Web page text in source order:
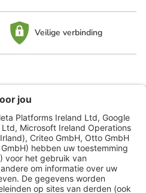
Veilige verbinding